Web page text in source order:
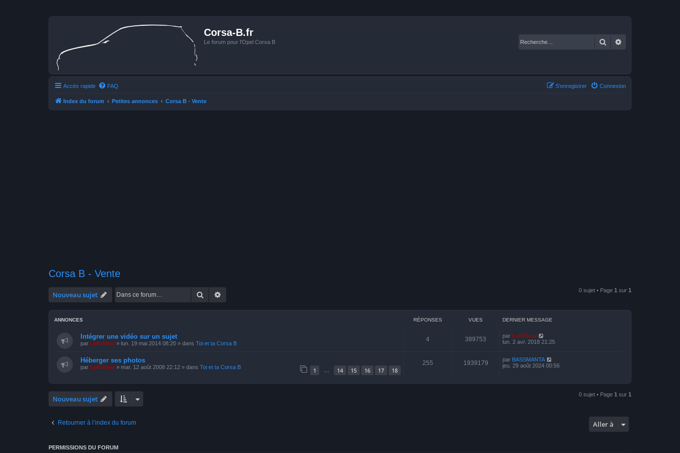
Corsa-B.fr
Le forum pour l'Opel Corsa B Rechercher
Accès rapide FAQ Connexion
S’enregistrer
Index du forum Petites annonces Corsa B - Vente
Corsa B - Vente
Nouveau sujet Rechercher 0 sujet • Page 1 sur 1
ANNONCES RÉPONSES VUES DERNIER MESSAGE
Intégrer une vidéo sur un sujet
par LeKiffeur » lun. 19 mai 2014 08:20 » dans Toi et ta Corsa B
4 389753 par LeKiffeur
lun. 2 avr. 2018 21:25
Héberger ses photos
par LeKiffeur » mar. 12 août 2008 22:12 » dans Toi et ta Corsa B 1 14 15 16 17 18
255 1939179 par BASSMANTA
jeu. 29 août 2024 00:56
Nouveau sujet 0 sujet • Page 1 sur 1
Retourner à l’index du forum Aller à
PERMISSIONS DU FORUM